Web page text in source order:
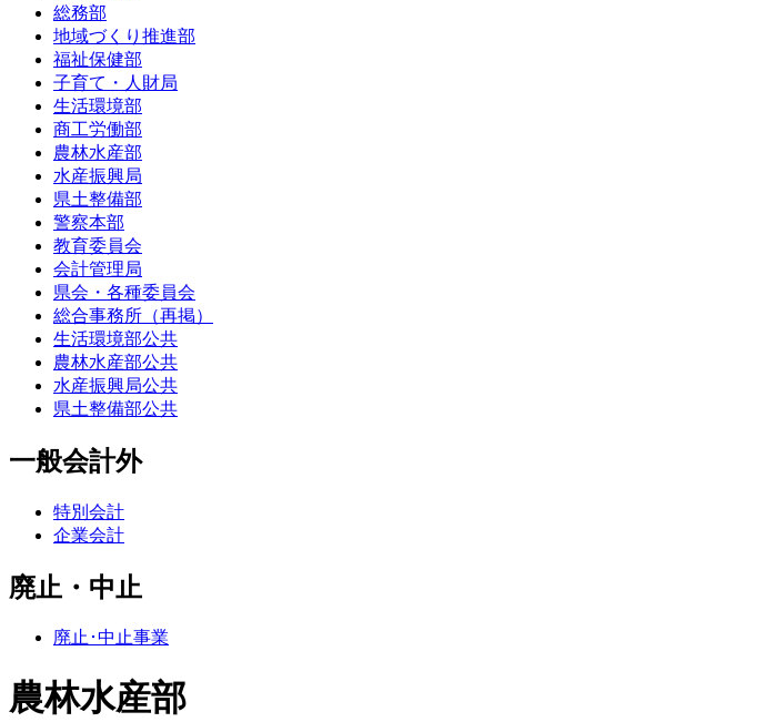
総務部
地域づくり推進部
福祉保健部
子育て・人財局
生活環境部
商工労働部
農林水産部
水産振興局
県土整備部
警察本部
教育委員会
会計管理局
県会・各種委員会
総合事務所（再掲）
生活環境部公共
農林水産部公共
水産振興局公共
県土整備部公共
一般会計外
特別会計
企業会計
廃止・中止
廃止･中止事業
農林水産部